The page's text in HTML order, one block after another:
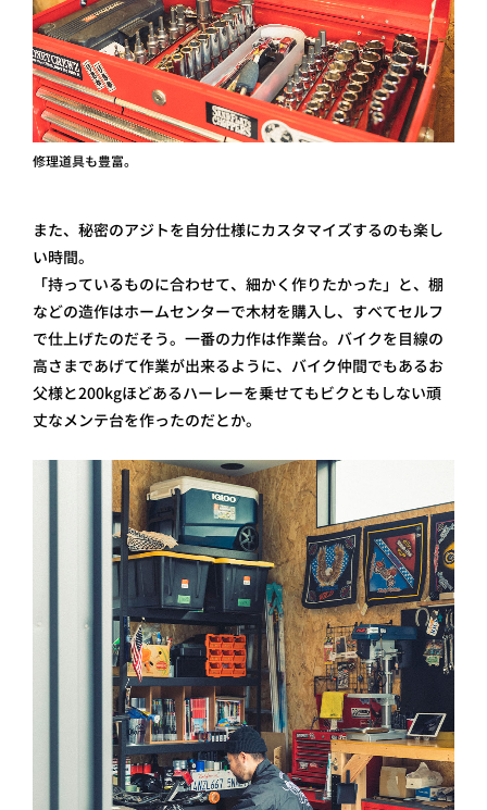
修理道具も豊富。
また、秘密のアジトを自分仕様にカスタマイズするのも楽し
い時間。
「持っているものに合わせて、細かく作りたかった」と、棚
などの造作はホームセンターで木材を購入し、すべてセルフ
で仕上げたのだそう。一番の力作は作業台。バイクを目線の
高さまであげて作業が出来るように、バイク仲間でもあるお
父様と200kgほどあるハーレーを乗せてもビクともしない頑
丈なメンテ台を作ったのだとか。